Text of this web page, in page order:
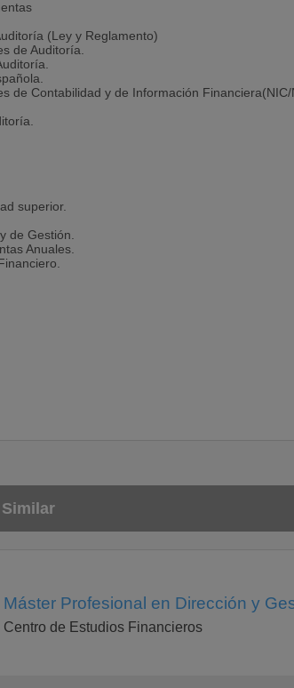
(Ley y Reglamento)
de Auditoría.
de Contabilidad y de Información Financiera(NIC/
superior.
de Gestión.
Anuales.
Máster Profesional en Dirección y
Centro de Estudios Financieros